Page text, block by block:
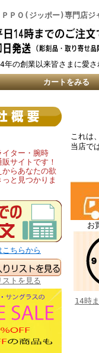
ＰＰＯ(ジッポー)専門店ジ
年の創業以来皆さまに愛
カートをみる
イター・腕時
サイトです！
からあなたの欲
と見つかりま
こちらから
ストを見る
これは
当店で
お
14時